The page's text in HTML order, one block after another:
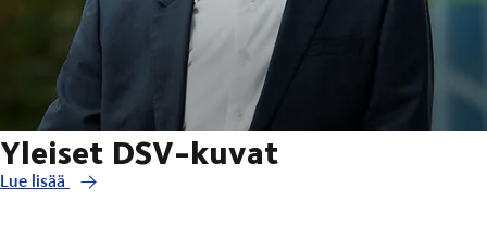
Yleiset DSV-kuvat
Lue lisää